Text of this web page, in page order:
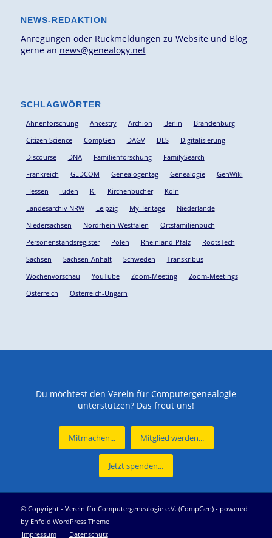
NEWS-REDAKTION
Anregungen oder Rückmeldungen zu Website und Blog
gerne an news@genealogy.net
SCHLAGWÖRTER
Ahnenforschung Ancestry Archion Berlin
Brandenburg
Citizen Science
CompGen DAGV DES
Digitalisierung
Discourse
DNA Familienforschung
FamilySearch
Frankreich
GEDCOM Genealogentag Genealogie
GenWiki
Hessen
Juden KI Kirchenbücher
Köln
Landesarchiv NRW
Leipzig MyHeritage
Niederlande
Niedersachsen
Nordrhein-Westfalen
Ortsfamilienbuch
Personenstandsregister
Polen Rheinland-Pfalz
RootsTech
Sachsen
Sachsen-Anhalt Schweden
Transkribus
Wochenvorschau
YouTube Zoom-Meeting
Zoom-Meetings
Österreich
Österreich-Ungarn
Du möchtest den Verein für Computergenealogie
unterstützen? Das freut uns!
Mitmachen... Mitglied werden...
Jetzt spenden...
© Copyright - Verein für Computergenealogie e.V. (CompGen)- powered
by Enfold WordPress Theme
Impressum
Datenschutz